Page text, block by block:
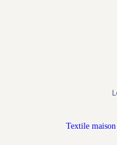
Textile maison